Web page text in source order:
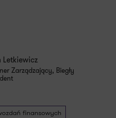
Zarządzający, Biegły
finansowych